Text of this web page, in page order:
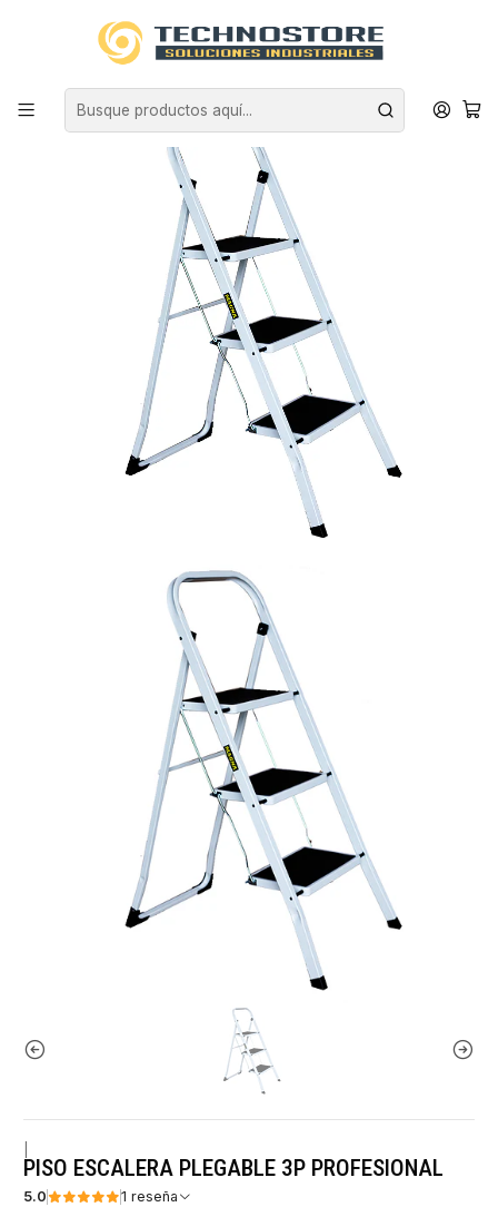
EQUIPAMIENTO INDUSTRIAL
PISO ESCALERA PLEGABLE 3P PROFESIONAL
PISO ESCALERA PLEGABLE 3P PROFESIONAL
5.0
1 reseña